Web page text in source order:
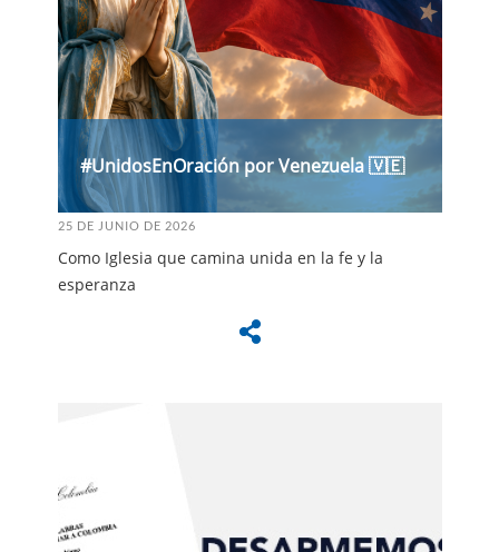
#UnidosEnOración por Venezuela 🇻🇪
25 DE JUNIO DE 2026
Como Iglesia que camina unida en la fe y la
esperanza